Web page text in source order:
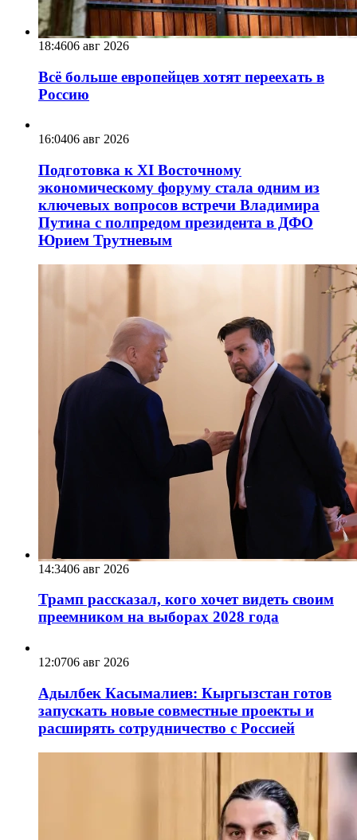
18:4606 авг 2026
Всё больше европейцев хотят переехать в
Россию
16:0406 авг 2026
Подготовка к XI Восточному
экономическому форуму стала одним из
ключевых вопросов встречи Владимира
Путина с полпредом президента в ДФО
Юрием Трутневым
14:3406 авг 2026
Трамп рассказал, кого хочет видеть своим
преемником на выборах 2028 года
12:0706 авг 2026
Адылбек Касымалиев: Кыргызстан готов
запускать новые совместные проекты и
расширять сотрудничество с Россией